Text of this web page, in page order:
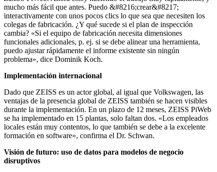
mucho más fácil que antes. Puedo &#8216;crear&#8217;
interactivamente con unos pocos clics lo que sea que necesiten los
colegas de fabricación. ¿Y qué sucede si el plan de inspección
cambia? «Si el equipo de fabricación necesita dimensiones
funcionales adicionales, p. ej. si se debe alinear una herramienta,
puedo ajustar rápidamente el informe existente sin ningún
problema», dice Dominik Koch.
Implementación internacional
Dado que ZEISS es un actor global, al igual que Volkswagen, las
ventajas de la presencia global de ZEISS también se hacen visibles
durante la implementación. En un plazo de 12 meses, ZEISS PiWeb
se ha implementado en 15 plantas, solo faltan dos. «Los empleados
locales están muy contentos, lo que también se debe a la excelente
formación en software», confirma el Dr. Schwan.
Visión de futuro: uso de datos para modelos de negocio
disruptivos